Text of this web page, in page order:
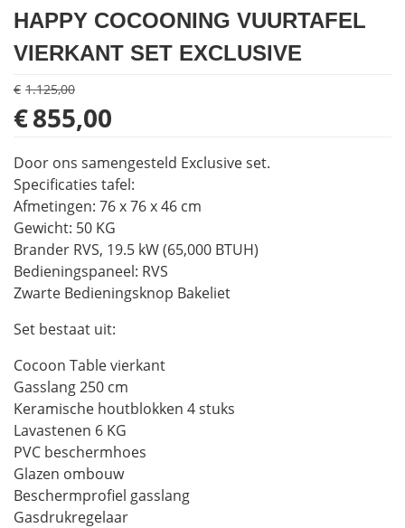
HAPPY COCOONING VUURTAFEL
VIERKANT SET EXCLUSIVE
€ 1.125,00
Oorspronkelijke
prijs
was:
€1.125,00.
€855,00
€855,00.
Door ons samengesteld Exclusive set.
Specificaties tafel:
Afmetingen: 76 x 76 x 46 cm
Gewicht: 50 KG
Brander RVS, 19.5 kW (65,000 BTUH)
Bedieningspaneel: RVS
Zwarte Bedieningsknop Bakeliet
Set bestaat uit:
Cocoon Table vierkant
Gasslang 250 cm
Keramische houtblokken 4 stuks
Lavastenen 6 KG
PVC beschermhoes
Glazen ombouw
Beschermprofiel gasslang
Gasdrukregelaar